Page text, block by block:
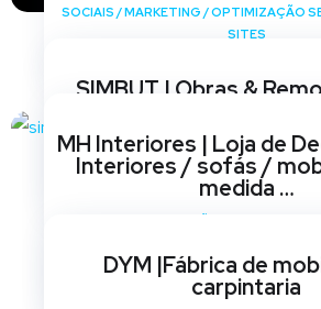
SOCIAIS /MARKETING /OPTIMIZAÇÃO
SITES
SIMBUT | Obras &
SOCIAIS /MARKETING OPTIMIZAÇÃO
SITES
MH Interiores | Loja de
Interiores / sofás /
medida …
SITES
DYM |Fábrica de
carpintaria